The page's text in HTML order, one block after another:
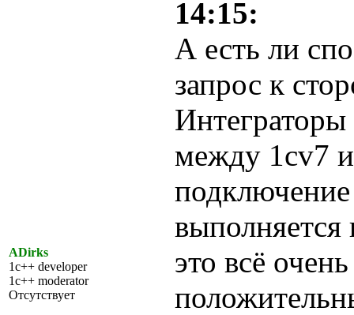
ADirks
1c++ developer
1c++ moderator
Отсутствует
14:15:
А есть ли
запрос к
между 1cv7
выполняется
это всё